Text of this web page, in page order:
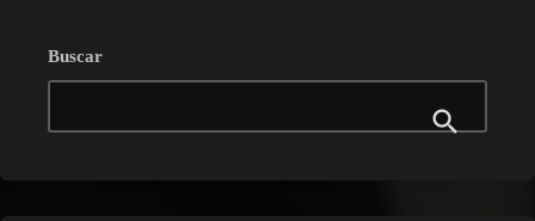
Buscar